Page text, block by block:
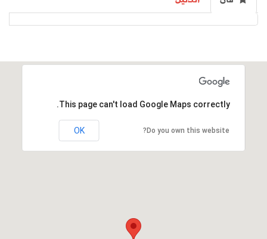
This page can't load Google Maps correctly.
Do you own this website?
OK
This page can't load Google Maps correctly.
Do you own this website?
OK